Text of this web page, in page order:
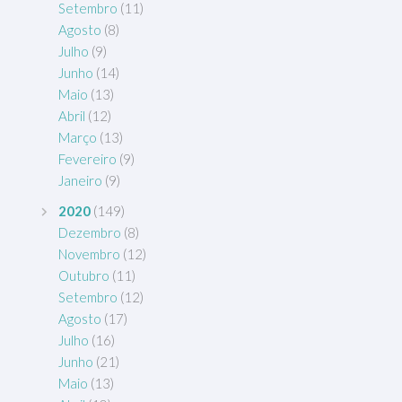
Setembro (11)
Agosto (8)
Julho (9)
Junho (14)
Maio (13)
Abril (12)
Março (13)
Fevereiro (9)
Janeiro (9)
2020 (149)
Dezembro (8)
Novembro (12)
Outubro (11)
Setembro (12)
Agosto (17)
Julho (16)
Junho (21)
Maio (13)